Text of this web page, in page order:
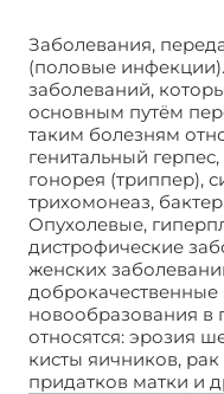
Заболевания,
(половые
заболеваний,
основным путём
таким болезням
генитальный
гонорея (триппер),
трихомонеаз,
Опухолевые,
дистрофические
женских
доброкачественные
новообразования в
относятся: эрозия
кисты яичников,
придатков матки и